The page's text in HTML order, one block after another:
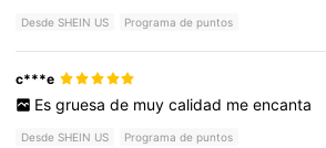
Desde SHEIN US Programa de puntos
c***e
Es gruesa de muy calidad me encanta
Desde SHEIN US Programa de puntos